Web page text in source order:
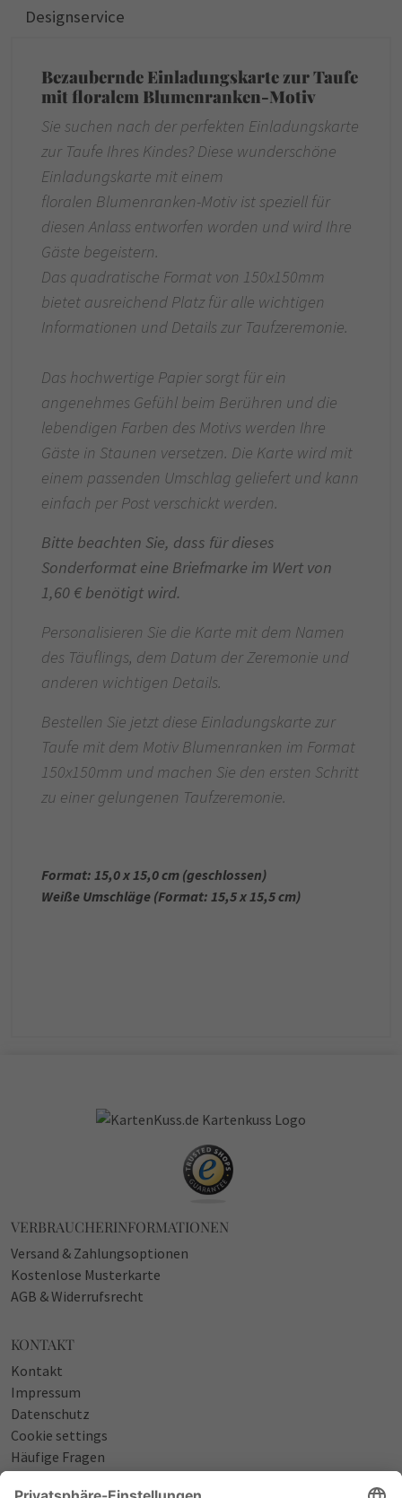
Designservice
Bezaubernde Einladungskarte zur Taufe
mit floralem Blumenranken-Motiv
Sie suchen nach der perfekten Einladungskarte
zur Taufe Ihres Kindes? Diese wunderschöne
Einladungskarte mit einem
floralen Blumenranken-Motiv ist speziell für
diesen Anlass entworfen worden und wird Ihre
Gäste begeistern.
Das quadratische Format von 150x150mm
bietet ausreichend Platz für alle wichtigen
Informationen und Details zur Taufzeremonie.
Das hochwertige Papier sorgt für ein
angenehmes Gefühl beim Berühren und die
lebendigen Farben des Motivs werden Ihre
Gäste in Staunen versetzen. Die Karte wird mit
einem passenden Umschlag geliefert und kann
einfach per Post verschickt werden.
Bitte beachten Sie, dass für dieses
Sonderformat eine Briefmarke im Wert von
1,60 € benötigt wird.
Personalisieren Sie die Karte mit dem Namen
des Täuflings, dem Datum der Zeremonie und
anderen wichtigen Details.
Bestellen Sie jetzt diese Einladungskarte zur
Taufe mit dem Motiv Blumenranken im Format
150x150mm und machen Sie den ersten Schritt
zu einer gelungenen Taufzeremonie.
Format: 15,0 x 15,0 cm (geschlossen)
Weiße Umschläge (Format: 15,5 x 15,5 cm)
VERBRAUCHERINFORMATIONEN
Versand & Zahlungsoptionen
Kostenlose Musterkarte
AGB & Widerrufsrecht
KONTAKT
Kontakt
Impressum
Datenschutz
Cookie settings
Häufige Fragen